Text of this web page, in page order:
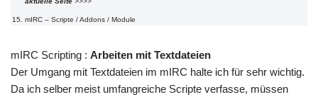
mIRC – Scripte / Addons / Module
mIRC Scripting : Arbeiten mit Textdateien
Der Umgang mit Textdateien im mIRC halte ich für sehr wichtig.
Da ich selber meist umfangreiche Scripte verfasse, müssen